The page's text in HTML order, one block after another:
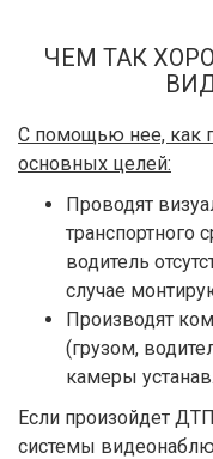
ЧЕМ ТАК
С помощью нее, как
основных целей:
Проводят
транспортного
водитель
случае
Производят
(грузом,
камеры
Если произойдет
системы